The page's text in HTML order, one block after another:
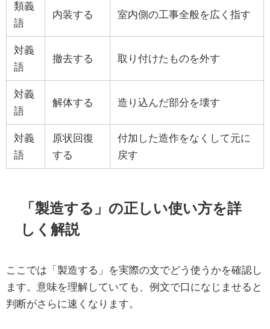
類義
語
内装する 室内側の工事全般を広く指す
対義
語
撤去する 取り付けたものを外す
対義
語
解体する 造り込んだ部分を壊す
対義
語
原状回復
する
付加した造作をなくして元に
戻す
「製造する」の正しい使い方を詳
しく解説
ここでは「製造する」を実際の文でどう使うかを確認し
ます。意味を理解していても、例文で口になじませると
判断がさらに速くなります。